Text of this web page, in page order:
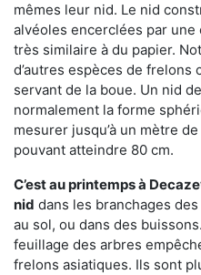
mêmes leur nid. Le nid
alvéoles encerclées par une
très similaire à du papier.
d’autres espèces de
servant de la boue. Un nid
normalement la forme
mesurer jusqu’à un mètre
pouvant atteindre 80 cm.
C’est au printemps à
nid dans les branchages
au sol, ou dans des
feuillage des arbres
frelons asiatiques. Ils sont